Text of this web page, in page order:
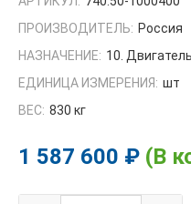
ПРОИЗВОДИТЕЛЬ: Россия
НАЗНАЧЕНИЕ: 10. Двигатель
ЕДИНИЦА ИЗМЕРЕНИЯ: шт
ВЕС: 830 кг
1 587 600 ₽ (В